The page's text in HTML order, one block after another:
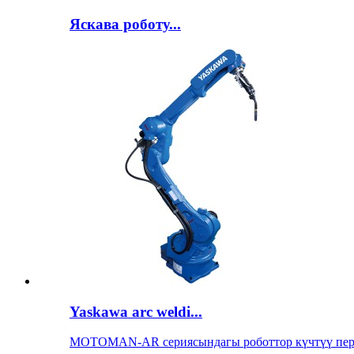
Яскава роботу...
Yaskawa arc weldi...
MOTOMAN-AR сериясындагы роботтор күчтүү